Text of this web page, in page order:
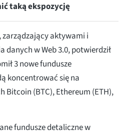
taką ekspozycję
aktywami i
w Web 3.0, potwierdził
3 nowe fundusze
koncentrować się na
(BTC), Ethereum (ETH),
fundusze detaliczne w